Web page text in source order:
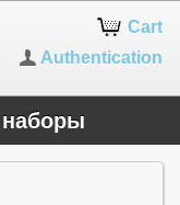
Cart
Authentication
наборы